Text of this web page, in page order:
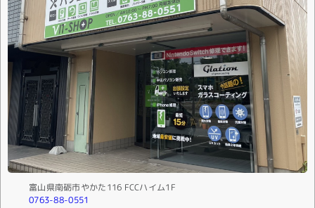
富山県南砺市やかた116 FCCハイム1F
0763-88-0551